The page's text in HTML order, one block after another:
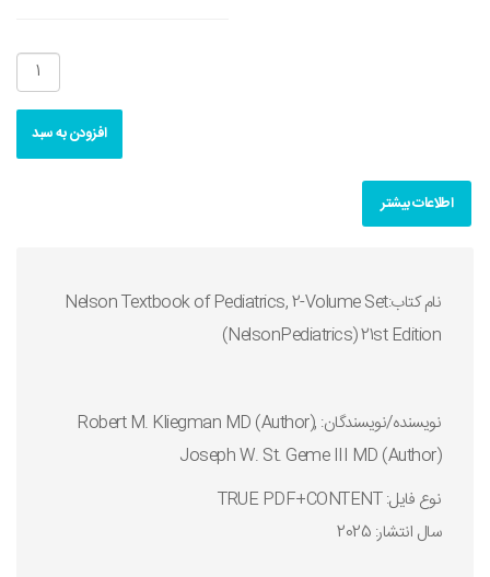
افزودن به سبد
اطلاعات بیشتر
نام کتاب:Nelson Textbook of Pediatrics, 2-Volume Set
(NelsonPediatrics) 21st Edition
نويسنده/نويسندگان: Robert M. Kliegman MD (Author),
Joseph W. St. Geme III MD (Author)
نوع فايل: TRUE PDF+CONTENT
سال انتشار: 2025